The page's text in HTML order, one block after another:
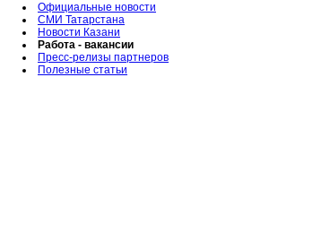
Официальные новости
СМИ Татарстана
Новости Казани
Работа - вакансии
Пресс-релизы партнеров
Полезные статьи